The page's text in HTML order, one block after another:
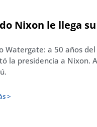
Nixon le llega
Watergate: a 50 años
la presidencia a Nixon.
>